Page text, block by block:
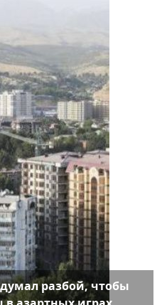
разбой, чтобы